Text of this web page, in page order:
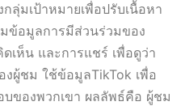
ลุ่มเป้าหมายเพื่อปรับเนื้อหา
ข้อมูลการมีส่วนร่วมของ
เห็น และการแชร์ เพื่อดูว่า
ผู้ชม ใช้ข้อมูลTikTok เพื่อ
ของพวกเขา ผลลัพธ์คือ ผู้ชม